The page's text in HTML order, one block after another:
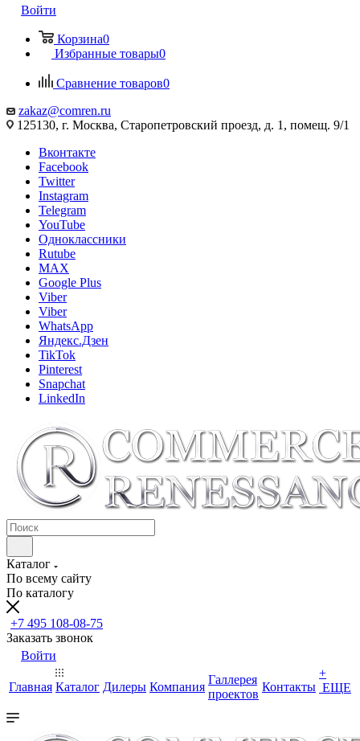
Войти
Корзина0
Избранные товары0
Сравнение товаров0
zakaz@comren.ru
125130, г. Москва, Старопетровский проезд, д. 1, помещ. 9/1
Вконтакте
Facebook
Twitter
Instagram
Telegram
YouTube
Одноклассники
Rutube
MAX
Google Plus
Viber
Viber
WhatsApp
Яндекс.Дзен
TikTok
Pinterest
Snapchat
LinkedIn
Каталог
По всему сайту
По каталогу
+7 495 108-08-75
Заказать звонок
Войти
Главная Каталог Дилеры Компания
Галлерея
проектов
Контакты
+
ЕЩЕ